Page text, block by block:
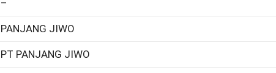
–
PANJANG JIWO
PT PANJANG JIWO